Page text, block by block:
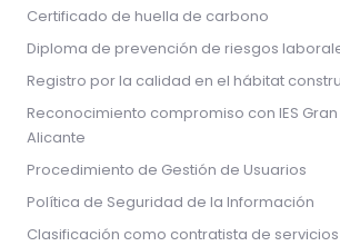
Certificado de huella de carbono
Diploma de prevención de riesgos
Registro por la calidad en el hábitat
Reconocimiento compromiso con IES
Alicante
Procedimiento de Gestión de Usuarios
Política de Seguridad de la Información
Clasificación como contratista de servicios